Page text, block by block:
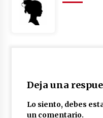
Deja una
Lo siento, debes
un comentario.